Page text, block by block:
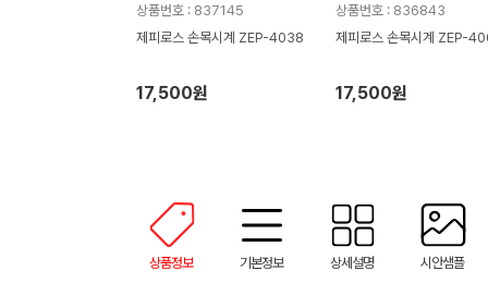
상품번호 : 837145
제피로스 손목시계 ZEP-4038
17,500원
상품번호 : 836843
제피로스 손목시계 ZEP-
17,500원
상품정보 기본정보 상세설명 시안샘플